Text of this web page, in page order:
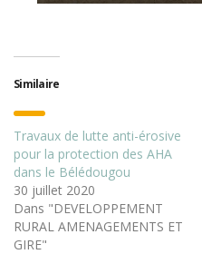
Similaire
Travaux de lutte anti-érosive
pour la protection des AHA
dans le Bélédougou
30 juillet 2020
Dans "DEVELOPPEMENT
RURAL AMENAGEMENTS ET
GIRE"